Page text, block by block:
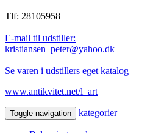
Tlf: 28105958
E-mail til udstiller:
kristiansen_peter@yahoo.dk
Se varen i udstillers eget katalog
www.antikvitet.net/l_art
Toggle navigation kategorier